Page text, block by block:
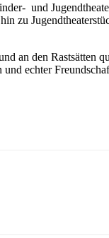
und
zu
an den Rastsätten
echter